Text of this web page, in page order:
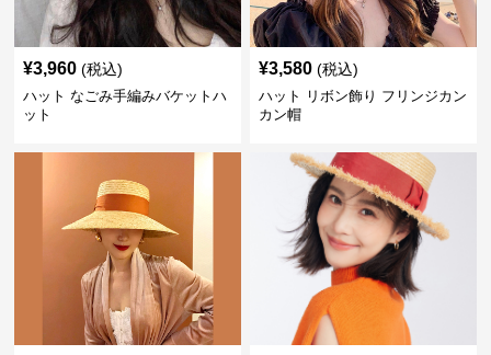
¥3,960 (税込)
ハット なごみ手編みバケットハ
ット
¥3,580 (税込)
ハット リボン飾り フリンジカン
カン帽